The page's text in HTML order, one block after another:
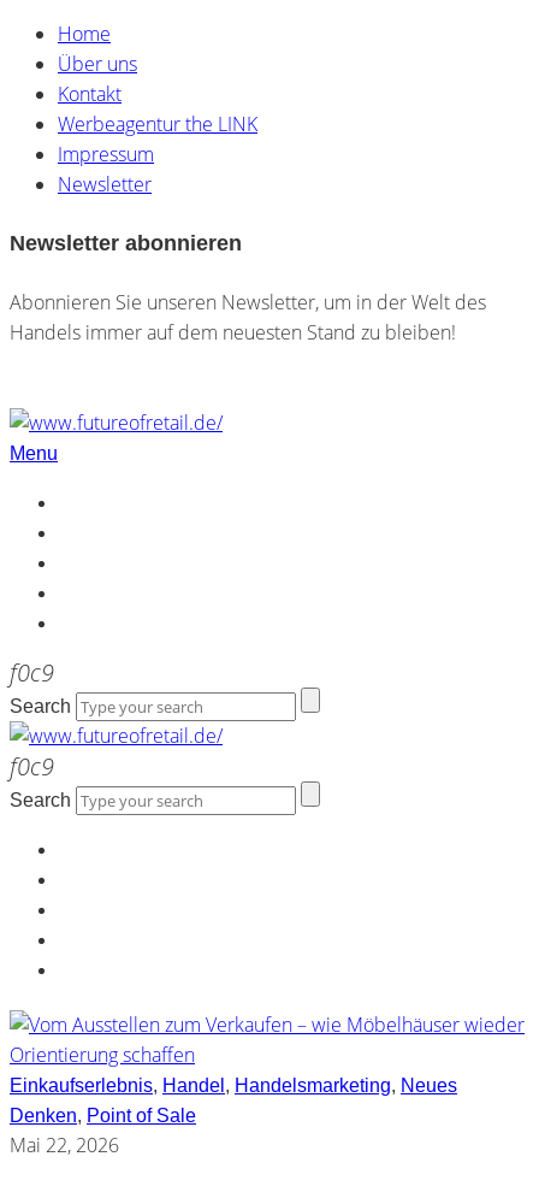
Home
Über uns
Kontakt
Werbeagentur the LINK
Impressum
Newsletter
Newsletter abonnieren
Abonnieren Sie unseren Newsletter, um in der Welt des
Handels immer auf dem neuesten Stand zu bleiben!
Menu
Search
Search
Einkaufserlebnis, Handel , Handelsmarketing, Neues
Denken, Point of Sale
Mai 22, 2026